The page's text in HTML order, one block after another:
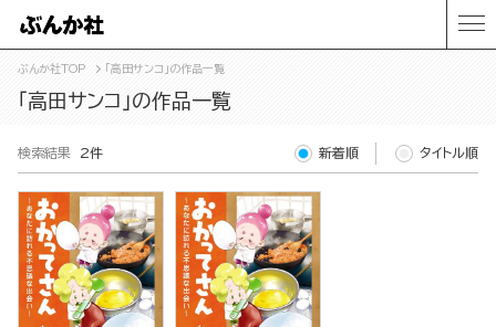
ぶんか社TOP 「高田サンコ」の作品一覧
「高田サンコ」の作品一覧
検索結果 2件 新着順 タイトル順